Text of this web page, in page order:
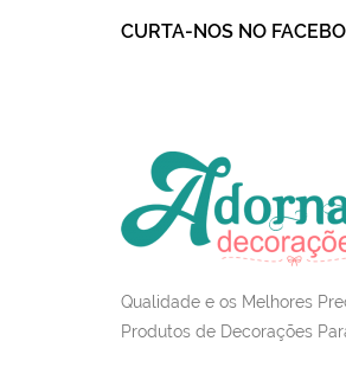
CURTA-NOS NO
Qualidade e os Melhores
Produtos de Decorações